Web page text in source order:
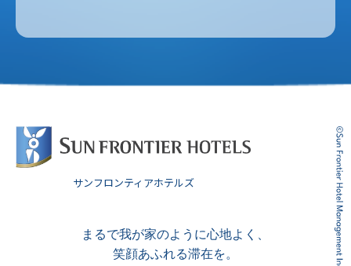
サンフロンティアホテルズ
まるで我が家のように心地よく、
笑顔あふれる滞在を。